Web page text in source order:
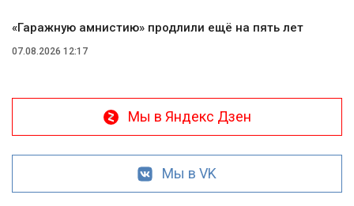
«Гаражную амнистию» продлили ещё на пять лет
07.08.2026 12:17
Мы в Яндекс Дзен
Мы в VK